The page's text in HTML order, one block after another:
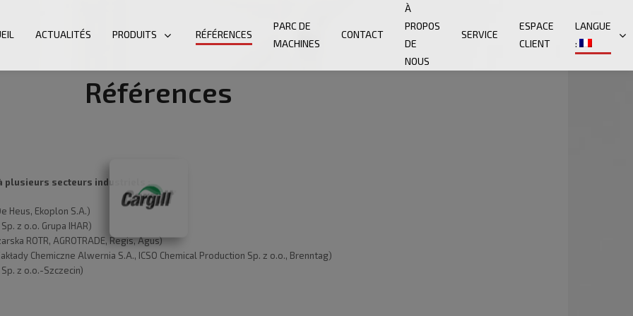
ACTUALITÉS PRODUITS RÉFÉRENCES
PARC DE
MACHINES
CONTACT
À
PROPOS
DE
NOUS
SERVICE
ESPACE
CLIENT
LANGUE
:
Références
plusieurs secteurs industriels :
Heus, Ekoplon S.A.)
z o.o. Grupa IHAR)
ROTR, AGROTRADE, Regis, Agus)
Chemiczne Alwernia S.A., ICSO Chemical Production Sp. z o.o., Brenntag)
z o.o.-Szczecin)